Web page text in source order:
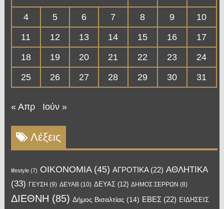
4
5 6 7 8 9
10
11
12 13 14 15 16
17
18
19 20 21 22 23
24
25
26 27 28 29 30 31
« Απρ Ιούν »
Λέξεις
lifestyle(7) OIKONOMIA(45) ΑΓΡΟΤΙΚΑ(22) ΑΘΛΗΤΙΚΑ
(33) ΓΕΥΣΗ (9) ΔΕΥΑΒ(10) ΔΕΥΑΣ(12) ΔΗΜΟΣ ΣΕΡΡΩΝ (8)
ΔΙΕΘΝΗ (85) Δήμος Βισαλτίας (14) ΕΒΕΣ(22) ΕΙΔΗΣΕΙΣ